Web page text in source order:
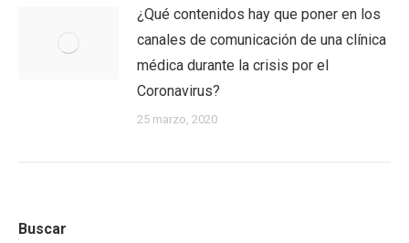
¿Qué contenidos hay que poner en los
canales de comunicación de una clínica
médica durante la crisis por el
Coronavirus?
25 marzo, 2020
Buscar